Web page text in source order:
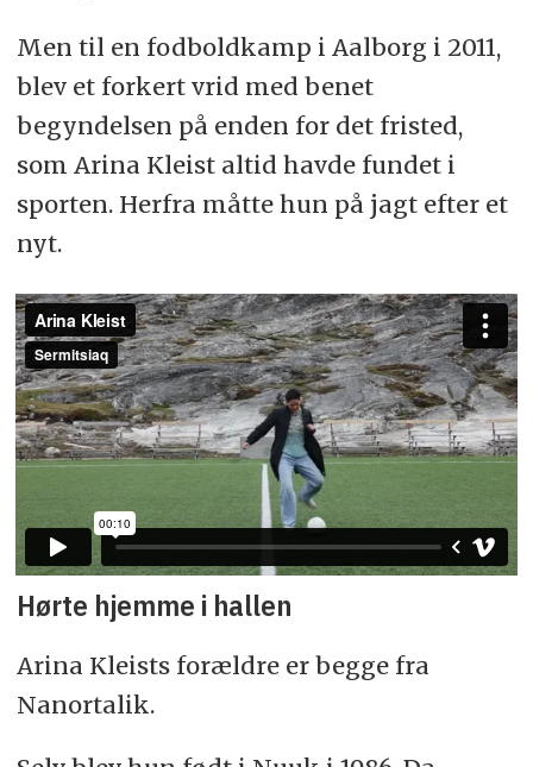
Men til en fodboldkamp i Aalborg i 2011,
blev et forkert vrid med benet
begyndelsen på enden for det fristed,
som Arina Kleist altid havde fundet i
sporten. Herfra måtte hun på jagt efter et
nyt.
Hørte hjemme i hallen
Arina Kleists forældre er begge fra
Nanortalik.